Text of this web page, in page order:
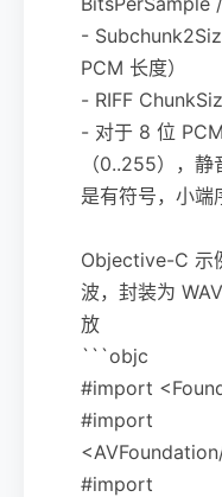
-
PCM 长度）
- RIFF
- 对于 8 位
（0..255），
是有符号，小端
Objective-C 示
波，封装为
放
```objc
#import
#import
#import